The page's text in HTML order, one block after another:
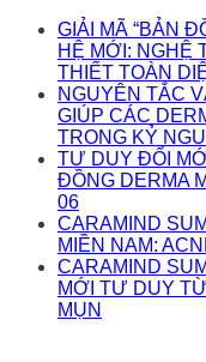
GIẢI MÃ “BẢN
HỆ MỚI: NGHỆ
THIẾT TOÀN
NGUYÊN TẮC
GIÚP CÁC
TRONG KỶ
TƯ DUY ĐỔI
ĐỒNG DERMA
06
CARAMIND
MIỀN NAM:
CARAMIND
MỚI TƯ DUY
MỤN